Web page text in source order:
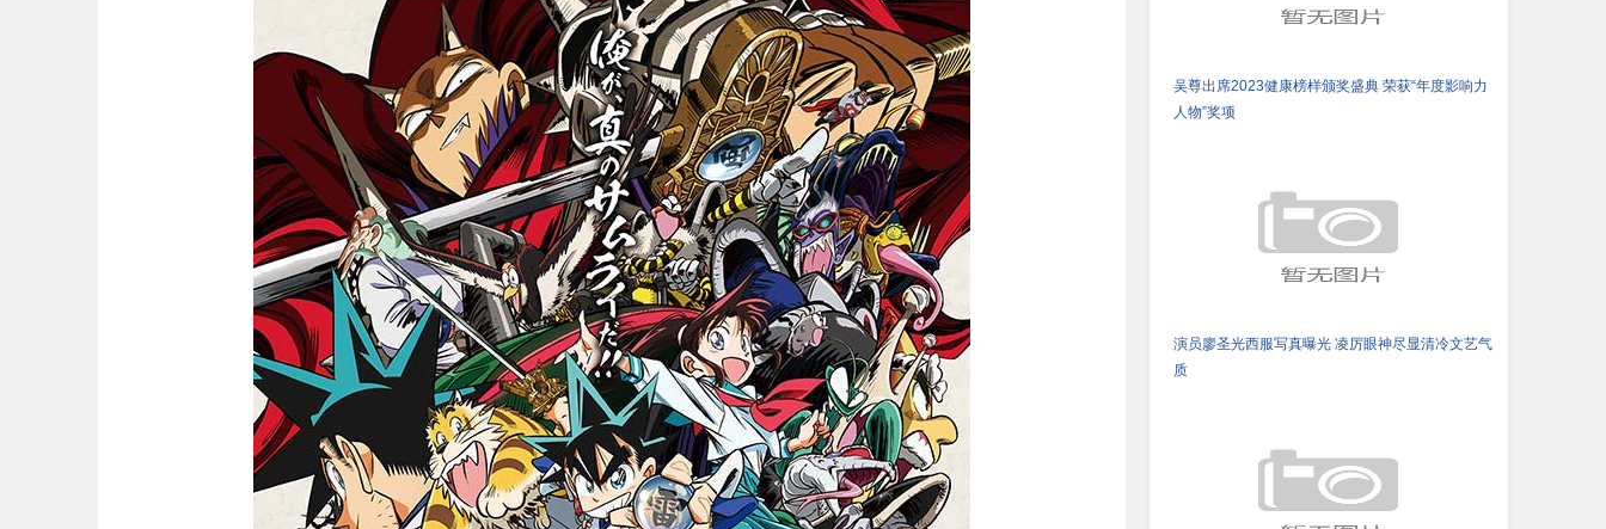
吴尊出席2023健康榜样颁奖盛典 荣获“年度影响力
人物”奖项
演员廖圣光西服写真曝光 凌厉眼神尽显清冷文艺气
质